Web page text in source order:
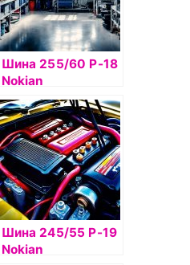
Шина 255/60 Р-18
Nokian
Hakkapelitta 7 SUV
112T б/к шип
Шина 245/55 Р-19
Nokian